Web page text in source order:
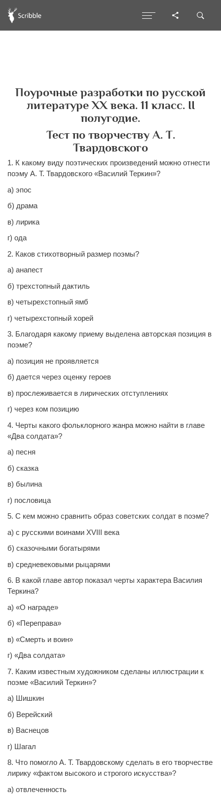
Поурочные разработки по русской
литературе ХХ века. 11 класс. II
полугодие.
Тест по творчеству А. Т.
Твардовского
1. К какому виду поэтических произведений можно отнести
поэму А. Т. Твардовского «Василий Теркин»?
а) эпос
б) драма
в) лирика
г) ода
2. Каков стихотворный размер поэмы?
а) анапест
б) трехстопный дактиль
в) четырехстопный ямб
г) четырехстопный хорей
3. Благодаря какому приему выделена авторская позиция в
поэме?
а) позиция не проявляется
б) дается через оценку героев
в) прослеживается в лирических отступлениях
г) через ком позицию
4. Черты какого фольклорного жанра можно найти в главе
«Два солдата»?
а) песня
б) сказка
в) былина
г) пословица
5. С кем можно сравнить образ советских солдат в поэме?
а) с русскими воинами ХVIII века
б) сказочными богатырями
в) средневековыми рыцарями
6. В какой главе автор показал черты характера Василия
Теркина?
а) «О награде»
б) «Переправа»
в) «Смерть и воин»
г) «Два солдата»
7. Каким известным художником сделаны иллюстрации к
поэме «Василий Теркин»?
а) Шишкин
б) Верейский
в) Васнецов
г) Шагал
8. Что помогло А. Т. Твардовскому сделать в его творчестве
лирику «фактом высокого и строгого искусства»?
а) отвлеченность